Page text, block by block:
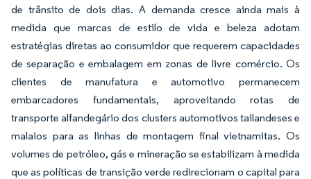
de trânsito de dois dias. A demanda cresce ainda mais à
medida que marcas de estilo de vida e beleza adotam
estratégias diretas ao consumidor que requerem capacidades
de separação e embalagem em zonas de livre comércio. Os
clientes de manufatura e automotivo permanecem
embarcadores fundamentais, aproveitando rotas de
transporte alfandegário dos clusters automotivos tailandeses e
malaios para as linhas de montagem final vietnamitas. Os
volumes de petróleo, gás e mineração se estabilizam à medida
que as políticas de transição verde redirecionam o capital para